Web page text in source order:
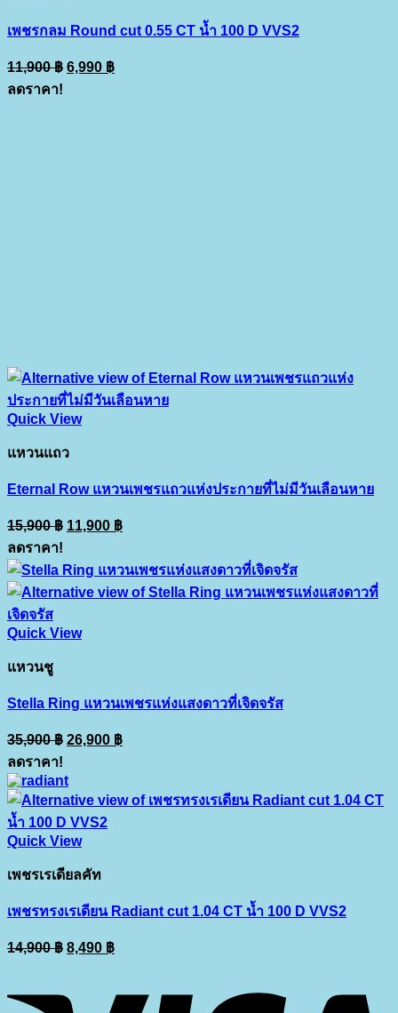
เพชรกลม Round cut 0.55 CT น้ำ 100 D VVS2
11,900฿ Original
price
6,990 ฿Current
price
ลดราคา!
Quick View
แหวนแถว
Eternal Row แหวนเพชรแถวแห่งประกายที่ไม่มีวันเลือนหาย
15,900฿ Original
price
15,900 ฿.
11,900 ฿Current
price
11,900 ฿.
ลดราคา!
Quick View
แหวนชู
Stella Ring แหวนเพชรแห่งแสงดาวที่เจิดจรัส
35,900฿ Original
price
35,900 ฿.
26,900 ฿Current
price
ลดราคา!
Quick View
เพชรเรเดียลคัท
เพชรทรงเรเดียน Radiant cut 1.04 CT น้ำ 100 D VVS2
14,900฿ Original
price
14,900 ฿.
8,490 ฿Current
price
8,490 ฿.